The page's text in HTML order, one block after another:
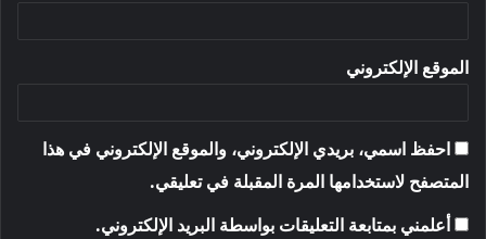
الموقع الإلكتروني
احفظ اسمي، بريدي الإلكتروني، والموقع الإلكتروني في هذا
المتصفح لاستخدامها المرة المقبلة في تعليقي.
أعلمني بمتابعة التعليقات بواسطة البريد الإلكتروني.